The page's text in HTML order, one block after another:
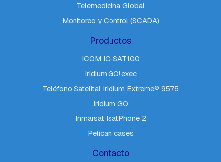
Telemedicina Global
Monitoreo y Control (SCADA)
Productos
ICOM IC‑SAT100
Iridium GO! exec
Teléfono Satelital Iridium Extreme® 9575
Iridium GO
Inmarsat IsatPhone 2
Pelican cases
Contacto